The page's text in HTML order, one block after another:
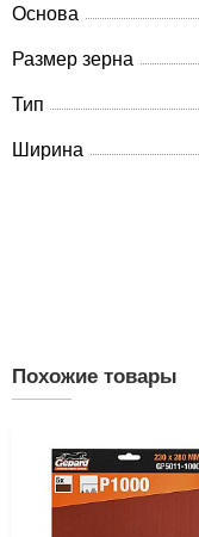
Основа
Размер зерна
Тип
Ширина
Похожие товары